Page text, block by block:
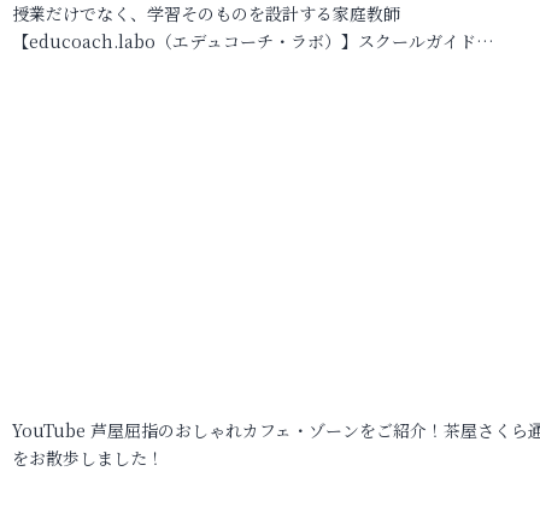
授業だけでなく、学習そのものを設計する家庭教師
【educoach.labo（エデュコーチ・ラボ）】スクールガイド…
YouTube 芦屋屈指のおしゃれカフェ・ゾーンをご紹介！茶屋さくら
をお散歩しました！